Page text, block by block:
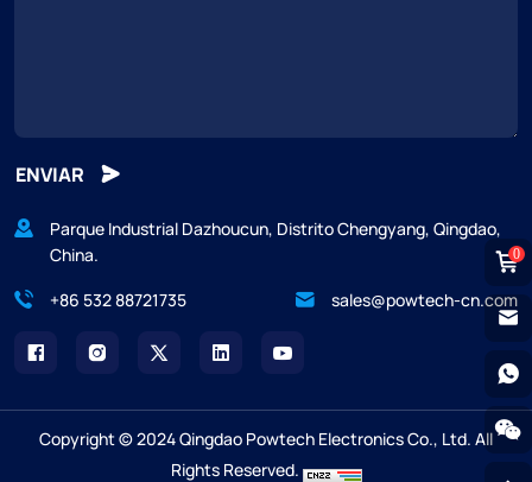
ENVIAR
Parque Industrial Dazhoucun, Distrito Chengyang, Qingdao,
China.
+86 532 88721735
sales@powtech-cn.com
Copyright © 2024 Qingdao Powtech Electronics Co., Ltd. All
Rights Reserved.
0